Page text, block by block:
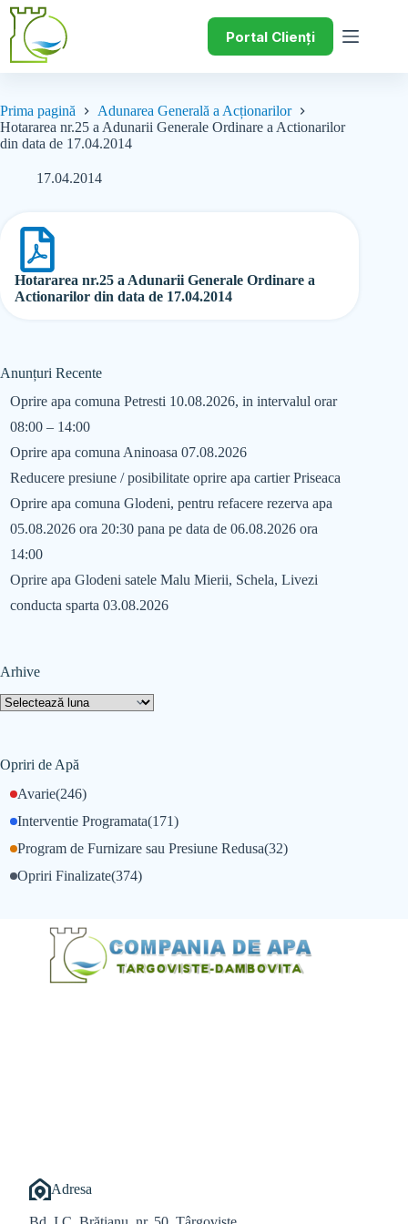
Portal Clienți
Prima pagină
Adunarea Generală a Acționarilor
Hotararea nr.25 a Adunarii Generale Ordinare a Actionarilor
din data de 17.04.2014
17.04.2014
Hotararea nr.25 a Adunarii Generale Ordinare a
Actionarilor din data de 17.04.2014
Anunțuri Recente
Oprire apa comuna Petresti 10.08.2026, in intervalul orar
08:00 – 14:00
Oprire apa comuna Aninoasa 07.08.2026
Reducere presiune / posibilitate oprire apa cartier Priseaca
Oprire apa comuna Glodeni, pentru refacere rezerva apa
05.08.2026 ora 20:30 pana pe data de 06.08.2026 ora
14:00
Oprire apa Glodeni satele Malu Mierii, Schela, Livezi
conducta sparta 03.08.2026
Arhive
Opriri de Apă
Avarie(246)
Interventie Programata(171)
Opriri Finalizate(374)
Program de Furnizare sau Presiune Redusa(32)
Adresa